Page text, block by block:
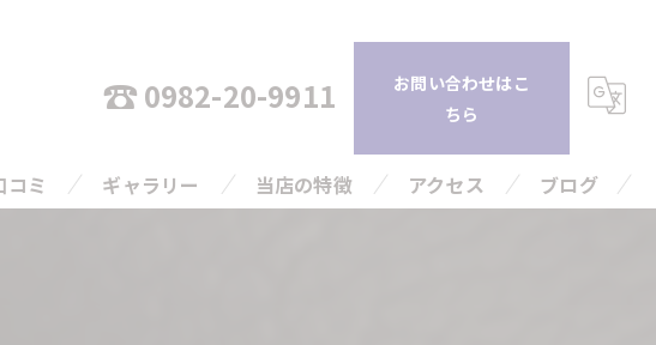
0982-20-9911
お問い合わせはこ
ちら
コミ ギャラリー 当店の特徴 アクセス ブログ